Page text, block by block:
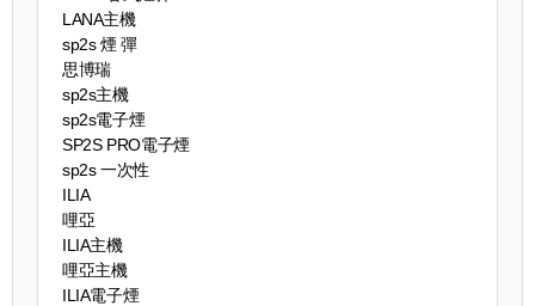
LANA主機
sp2s 煙 彈​
思博瑞
sp2s主機
sp2s電子煙
SP2S PRO電子煙
sp2s 一次性
ILIA
哩亞
ILIA主機
哩亞主機
ILIA電子煙